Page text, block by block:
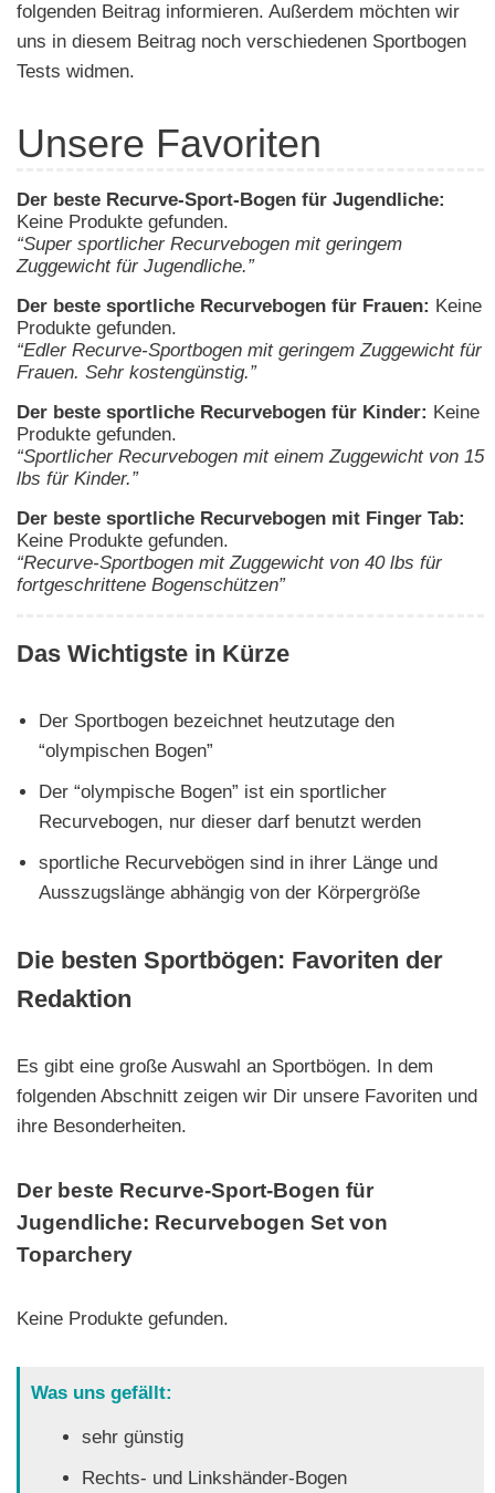
folgenden Beitrag informieren. Außerdem möchten wir
uns in diesem Beitrag noch verschiedenen Sportbogen
Tests widmen.
Unsere Favoriten
Der beste Recurve-Sport-Bogen für Jugendliche:
Keine Produkte gefunden.
“Super sportlicher Recurvebogen mit geringem
Zuggewicht für Jugendliche.”
Der beste sportliche Recurvebogen für Frauen: Keine
Produkte gefunden.
“Edler Recurve-Sportbogen mit geringem Zuggewicht für
Frauen. Sehr kostengünstig.”
Der beste sportliche Recurvebogen für Kinder: Keine
Produkte gefunden.
“Sportlicher Recurvebogen mit einem Zuggewicht von 15
lbs für Kinder.”
Der beste sportliche Recurvebogen mit Finger Tab:
Keine Produkte gefunden.
“Recurve-Sportbogen mit Zuggewicht von 40 lbs für
fortgeschrittene Bogenschützen”
Das Wichtigste in Kürze
Der Sportbogen bezeichnet heutzutage den
“olympischen Bogen”
Der “olympische Bogen” ist ein sportlicher
Recurvebogen, nur dieser darf benutzt werden
sportliche Recurvebögen sind in ihrer Länge und
Ausszugslänge abhängig von der Körpergröße
Die besten Sportbögen: Favoriten der
Redaktion
Es gibt eine große Auswahl an Sportbögen. In dem
folgenden Abschnitt zeigen wir Dir unsere Favoriten und
ihre Besonderheiten.
Der beste Recurve-Sport-Bogen für
Jugendliche: Recurvebogen Set von
Toparchery
Keine Produkte gefunden.
Was uns gefällt:
sehr günstig
Rechts- und Linkshänder-Bogen